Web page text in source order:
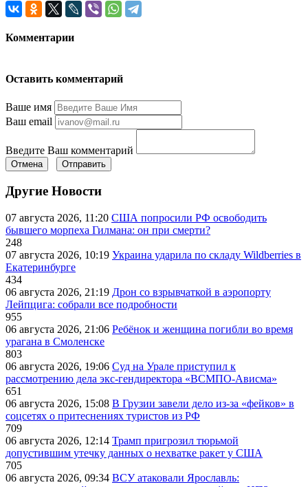
Комментарии
Оставить комментарий
Ваше имя
Ваш email
Введите Ваш комментарий
Отмена Отправить
Другие Новости
07 августа 2026, 11:20 США попросили РФ освободить
бывшего морпеха Гилмана: он при смерти?
248
07 августа 2026, 10:19 Украина ударила по складу Wildberries в
Екатеринбурге
434
06 августа 2026, 21:19 Дрон со взрывчаткой в аэропорту
Лейпцига: собрали все подробности
955
06 августа 2026, 21:06 Ребёнок и женщина погибли во время
урагана в Смоленске
803
06 августа 2026, 19:06 Суд на Урале приступил к
рассмотрению дела экс-гендиректора «ВСМПО-Ависма»
651
06 августа 2026, 15:08 В Грузии завели дело из-за «фейков» в
соцсетях о притеснениях туристов из РФ
709
06 августа 2026, 12:14 Трамп пригрозил тюрьмой
допустившим утечку данных о нехватке ракет у США
705
06 августа 2026, 09:34 ВСУ атаковали Ярославль: